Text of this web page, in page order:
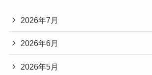
2026年7月
2026年6月
2026年5月